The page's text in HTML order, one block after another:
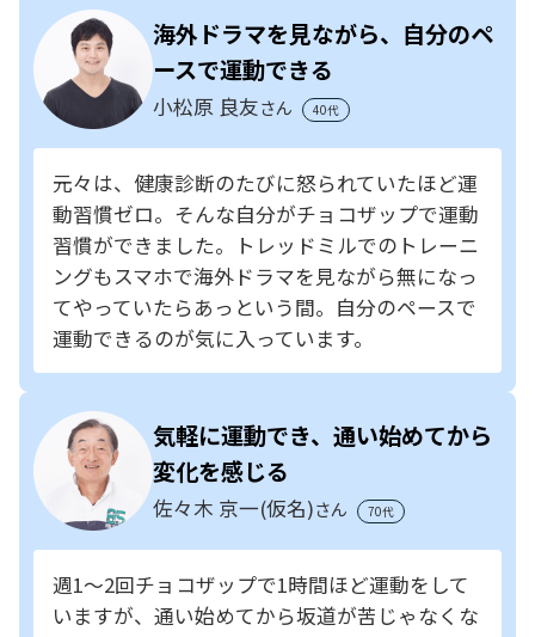
海外ドラマを見ながら、自分のペ
ースで運動できる
小松原 良友さん 40代
元々は、健康診断のたびに怒られていたほど運
動習慣ゼロ。そんな自分がチョコザップで運動
習慣ができました。トレッドミルでのトレーニ
ングもスマホで海外ドラマを見ながら無になっ
てやっていたらあっという間。自分のペースで
運動できるのが気に入っています。
気軽に運動でき、通い始めてから
変化を感じる
佐々木 京一(仮名)さん 70代
週1～2回チョコザップで1時間ほど運動をして
いますが、通い始めてから坂道が苦じゃなくな